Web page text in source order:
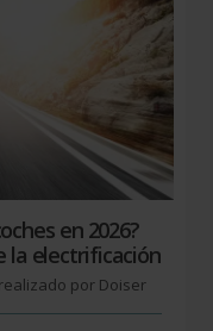
en 2026?
la electrificación
realizado por Doiser